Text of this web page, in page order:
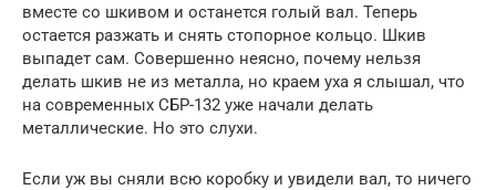
вместе со шкивом и останется голый вал. Теперь
остается разжать и снять стопорное кольцо. Шкив
выпадет сам. Совершенно неясно, почему нельзя
делать шкив не из металла, но краем уха я слышал, что
на современных СБР-132 уже начали делать
металлические. Но это слухи.
Если уж вы сняли всю коробку и увидели вал, то ничего